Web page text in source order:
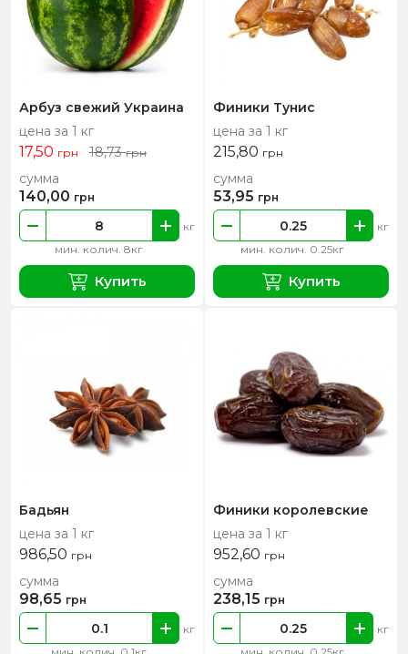
Арбуз свежий Украина
цена за 1 кг
17,50 грн 18,73грн
мин. колич. 8кг
кг
сумма
140,00 грн
Купить
Финики Тунис
цена за 1 кг
215,80 грн
мин. колич. 0.25кг
кг
сумма
53,95 грн
Купить
Бадьян
цена за 1 кг
986,50 грн
кг
сумма
98,65 грн
Финики королевские
цена за 1 кг
952,60 грн
кг
сумма
238,15 грн